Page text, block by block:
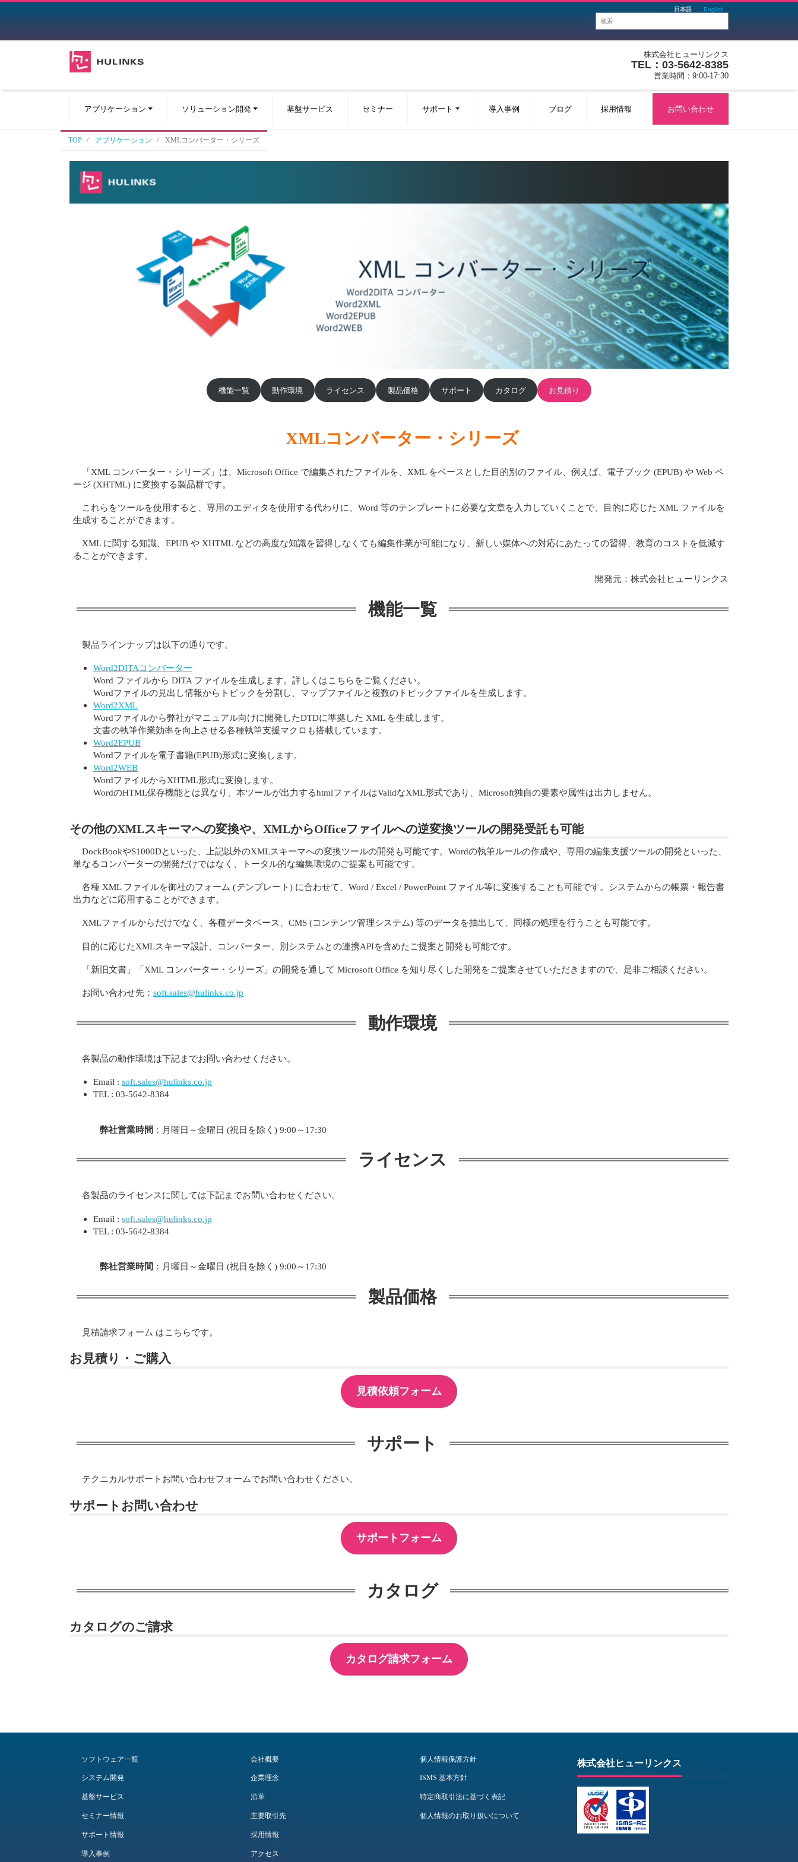
日本語 English
株式会社ヒューリンクス
TEL：03-5642-8385
営業時間：9:00-17:30
アプリケーション ソリューション開発 基盤サービス セミナー サポート 導入事例 ブログ 採用情報 お問い合わせ
TOP アプリケーション XMLコンバーター・シリーズ
機能一覧 動作環境 ライセンス 製品価格 サポート カタログ お見積り
XMLコンバーター・シリーズ
「XML コンバーター・シリーズ」は、Microsoft Office で編集されたファイルを、XML をベースとした目的別のファイル、例えば、電子ブック (EPUB) や Web ペ
ージ (XHTML) に変換する製品群です。
これらをツールを使用すると、専用のエディタを使用する代わりに、Word 等のテンプレートに必要な文章を入力していくことで、目的に応じた XML ファイルを
生成することができます。
XML に関する知識、EPUB や XHTML などの高度な知識を習得しなくても編集作業が可能になり、新しい媒体への対応にあたっての習得、教育のコストを低減す
ることができます。
開発元：株式会社ヒューリンクス
機能一覧
製品ラインナップは以下の通りです。
Word2DITAコンバーター
Word ファイルから DITA ファイルを生成します。詳しくはこちらをご覧ください。
Wordファイルの見出し情報からトピックを分割し、マップファイルと複数のトピックファイルを生成します。
Word2XML
Wordファイルから弊社がマニュアル向けに開発したDTDに準拠した XML を生成します。
文書の執筆作業効率を向上させる各種執筆支援マクロも搭載しています。
Word2EPUB
Wordファイルを電子書籍(EPUB)形式に変換します。
Word2WEB
WordファイルからXHTML形式に変換します。
WordのHTML保存機能とは異なり、本ツールが出力するhtmlファイルはValidなXML形式であり、Microsoft独自の要素や属性は出力しません。
その他のXMLスキーマへの変換や、XMLからOfficeファイルへの逆変換ツールの開発受託も可能
DockBookやS1000Dといった、上記以外のXMLスキーマへの変換ツールの開発も可能です。Wordの執筆ルールの作成や、専用の編集支援ツールの開発といった、
単なるコンバーターの開発だけではなく、トータル的な編集環境のご提案も可能です。
各種 XML ファイルを御社のフォーム (テンプレート) に合わせて、Word / Excel / PowerPoint ファイル等に変換することも可能です。システムからの帳票・報告書
出力などに応用することができます。
XMLファイルからだけでなく、各種データベース、CMS (コンテンツ管理システム) 等のデータを抽出して、同様の処理を行うことも可能です。
目的に応じたXMLスキーマ設計、コンバーター、別システムとの連携APIを含めたご提案と開発も可能です。
「新旧文書」「XML コンバーター・シリーズ」の開発を通して Microsoft Office を知り尽くした開発をご提案させていただきますので、是非ご相談ください。
お問い合わせ先：soft.sales@hulinks.co.jp
動作環境
各製品の動作環境は下記までお問い合わせください。
Email : soft.sales@hulinks.co.jp
TEL : 03-5642-8384
弊社営業時間 ：月曜日～金曜日 (祝日を除く) 9:00～17:30
ライセンス
各製品のライセンスに関しては下記までお問い合わせください。
Email : soft.sales@hulinks.co.jp
TEL : 03-5642-8384
弊社営業時間 ：月曜日～金曜日 (祝日を除く) 9:00～17:30
製品価格
見積請求フォーム はこちらです。
お見積り・ご購入
見積依頼フォーム
サポート
テクニカルサポートお問い合わせフォームでお問い合わせください。
サポートお問い合わせ
サポートフォーム
カタログ
カタログのご請求
カタログ請求フォーム
ソフトウェア一覧
システム開発
基盤サービス
セミナー情報
サポート情報
導入事例
会社概要
企業理念
沿革
主要取引先
採用情報
アクセス
個人情報保護方針
ISMS 基本方針
特定商取引法に基づく表記
個人情報のお取り扱いについて
株式会社ヒューリンクス